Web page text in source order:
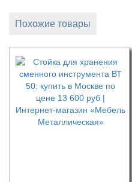
Похожие товары